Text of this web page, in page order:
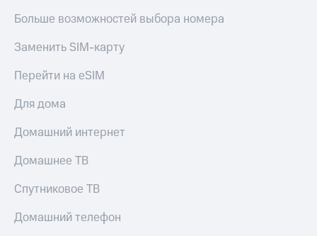
Больше возможностей выбора номера
Заменить SIM-карту
Перейти на eSIM
Для дома
Домашний интернет
Домашнее ТВ
Спутниковое ТВ
Домашний телефон